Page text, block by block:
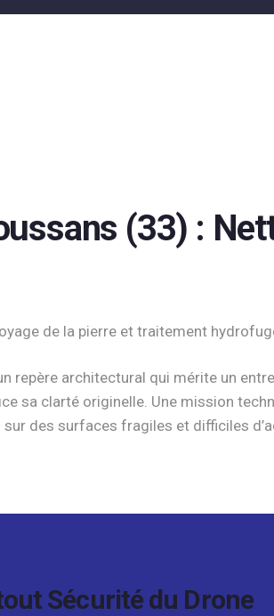
(33) :
de la pierre et traitement
repère architectural qui mérite un
sa clarté originelle. Une mission
des surfaces fragiles et difficiles
Sécurité du Drone